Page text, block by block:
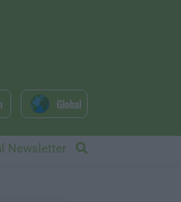
Newsletter
Global